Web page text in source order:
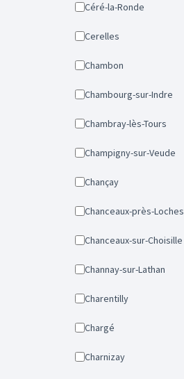
Céré-la-Ronde
Cerelles
Chambon
Chambourg-sur-Indre
Chambray-lès-Tours
Champigny-sur-Veude
Chançay
Chanceaux-près-Loches
Chanceaux-sur-Choisille
Channay-sur-Lathan
Charentilly
Chargé
Charnizay